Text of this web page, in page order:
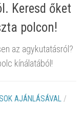
Keresd őket
polcon!
az agykutatásról?
kínálatából!
AJÁNLÁSÁVAL /